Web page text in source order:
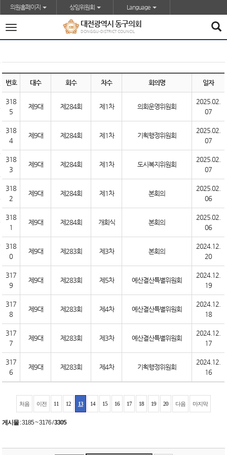
본문바로가기
의원홈페이지 상임위원회 Language
전
메
대전광역시 동구의회
DONGGU-DISTRICT COUNCIL
번호 대수 회수 차수 회의명 일자
318
5
제9대 제284회 제1차 의회운영위원회
2025.02.
07
318
4
제9대 제284회 제1차 기획행정위원회
2025.02.
07
318
3
제9대 제284회 제1차 도시복지위원회
2025.02.
07
318
2
제9대 제284회 제1차 본회의
2025.02.
06
318
1
제9대 제284회 개회식 본회의
2025.02.
06
318
0
제9대 제283회 제3차 본회의
2024.12.
20
317
9
제9대 제283회 제5차 예산결산특별위원회
2024.12.
19
317
8
제9대 제283회 제4차 예산결산특별위원회
2024.12.
18
317
7
제9대 제283회 제3차 예산결산특별위원회
2024.12.
17
317
6
제9대 제283회 제4차 기획행정위원회
2024.12.
16
처음 이전 11 12 13 14 15 16 17 18 19 20 다음 마지막
게시물:3185 ~ 3176/3305